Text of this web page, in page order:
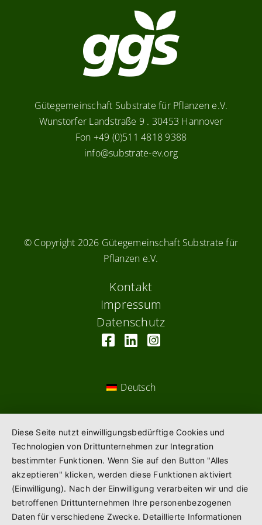
Gütegemeinschaft Substrate für Pflanzen e.V.
Wunstorfer Landstraße 9 . 30453 Hannover
Fon +49 (0)511 4818 9388
info@substrate-ev.org
© Copyright 2026 Gütegemeinschaft Substrate für
Pflanzen e.V.
Kontakt
Impressum
Datenschutz
Deutsch
Diese Seite nutzt einwilligungsbedürftige Cookies und
Technologien von Drittunternehmen zur Integration
bestimmter Funktionen. Wenn Sie auf den Button "Alles
akzeptieren" klicken, werden diese Funktionen aktiviert
(Einwilligung). Nach der Einwilligung verarbeiten wir und die
betroffenen Drittunternehmen Ihre personenbezogenen
Daten für verschiedene Zwecke. Detaillierte Informationen